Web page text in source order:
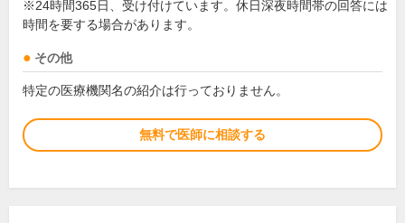
※24時間365日、受け付けています。休日深夜時間帯の回答には
時間を要する場合があります。
その他
特定の医療機関名の紹介は行っておりません。
無料で医師に相談する